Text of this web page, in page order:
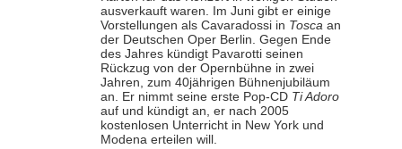
ausverkauft waren. Im Juni gibt er einige
Vorstellungen als Cavaradossi in Toscaan
der Deutschen Oper Berlin. Gegen Ende
des Jahres kündigt Pavarotti seinen
Rückzug von der Opernbühne in zwei
Jahren, zum 40jährigen Bühnenjubiläum
an. Er nimmt seine erste Pop-CD Ti Adoro
auf und kündigt an, er nach 2005
kostenlosen Unterricht in New York und
Modena erteilen will.